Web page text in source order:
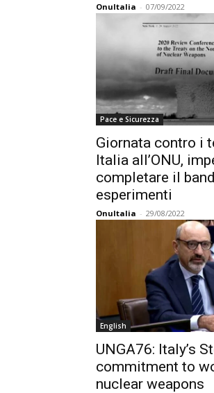
OnuItalia - 07/09/2022
Pace e Sicurezza
Giornata contro i
Italia all’ONU,
completare il
esperimenti
OnuItalia - 29/08/2022
English
UNGA76: Italy’s
commitment to
nuclear weapons